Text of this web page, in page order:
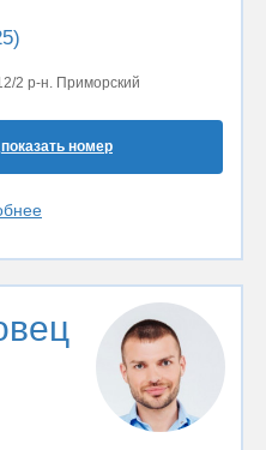
2 р-н. Приморский
показать номер